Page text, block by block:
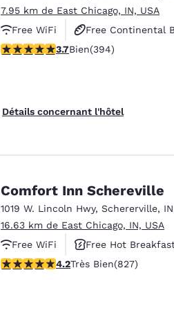
7.95 km de East Chicago, IN, USA
Free WiFi
Free Continental
3.71 étoiles. Bien. 394 commentaires
3.7Bien(394)
Détails concernant l'hôtel
Comfort Inn Schereville
1019 W. Lincoln Hwy, Schererville, IN
16.63 km de East Chicago, IN, USA
Free WiFi
Free Hot
4.18 étoiles. Très Bien. 827
4.2Très Bien(827)